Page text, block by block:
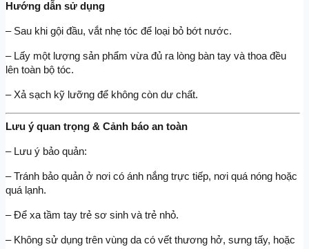
Hướng dẫn sử dụng
– Sau khi gội đầu, vắt nhẹ tóc để loại bỏ bớt nước.
– Lấy một lượng sản phẩm vừa đủ ra lòng bàn tay và thoa đều
lên toàn bộ tóc.
– Xả sạch kỹ lưỡng để không còn dư chất.
Lưu ý quan trọng & Cảnh báo an toàn
– Lưu ý bảo quản:
– Tránh bảo quản ở nơi có ánh nắng trực tiếp, nơi quá nóng hoặc
quá lạnh.
– Để xa tầm tay trẻ sơ sinh và trẻ nhỏ.
– Không sử dụng trên vùng da có vết thương hở, sưng tấy, hoặc